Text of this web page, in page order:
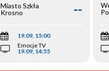
Miasto Szkła
Krosno
--
19.09, 15:00
Emocje TV
19.09, 14:55